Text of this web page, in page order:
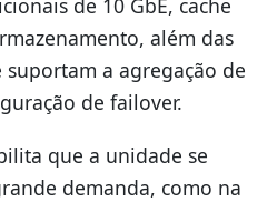
além das
a agregação de
de failover.
que a unidade se
demanda, como na